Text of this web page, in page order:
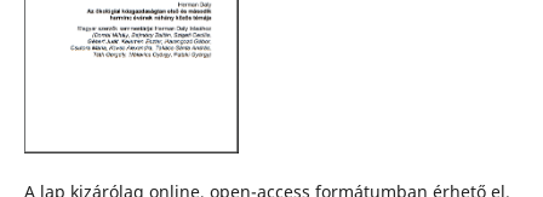
A lap kizárólag online, open-access formátumban érhető el.